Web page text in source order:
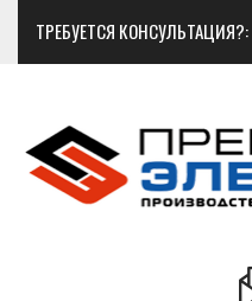
ТРЕБУЕТСЯ КОНСУЛЬТАЦИЯ?: